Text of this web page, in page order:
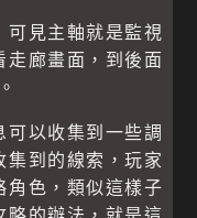
可見主軸就是監視
走廊畫面，到後面
可以收集到一些調
集到的線索，玩家
角色，類似這樣子